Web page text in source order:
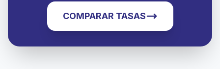
COMPARAR TASAS